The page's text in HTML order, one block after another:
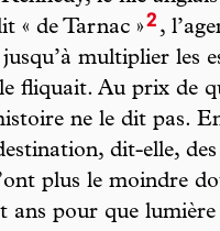
« de Tarnac »2 ,
multiplier les
fliquait. Au prix de
ne le dit pas.
dit-elle,
plus le moindre
ans pour que